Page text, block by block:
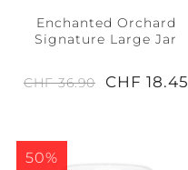
Enchanted Orchard
Signature Large Jar
CHF 36.90 CHF 18.45
50%